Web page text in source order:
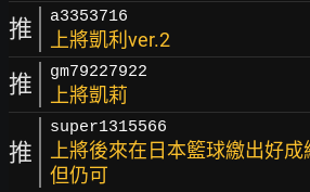
推 a3353716
上將凱利ver.2
推 gm79227922
上將凱莉
推
super1315566
上將後來在日本籃球繳出好
但仍可